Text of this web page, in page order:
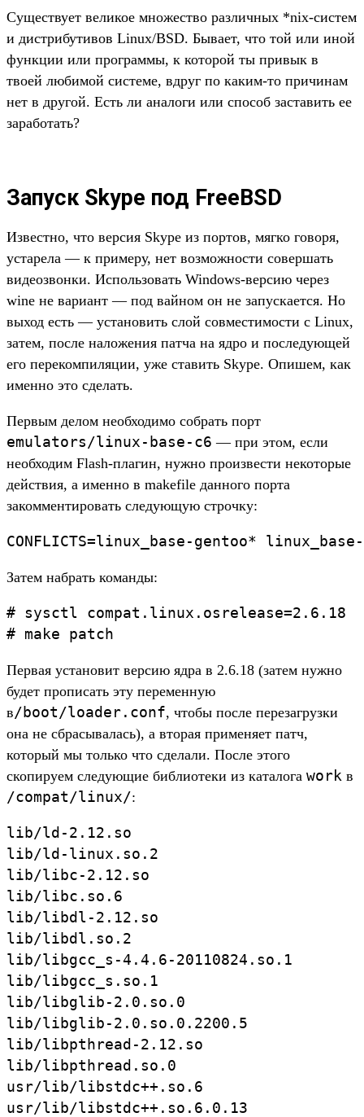
Существует великое множество различных *nix-систем
и дистрибутивов Linux/BSD. Бывает, что той или иной
функции или программы, к которой ты привык в
твоей любимой системе, вдруг по каким-то причинам
нет в другой. Есть ли аналоги или способ заставить ее
заработать?
Запуск Skype под FreeBSD
Известно, что версия Skype из портов, мягко говоря,
устарела — к примеру, нет возможности совершать
видеозвонки. Использовать Windows-версию через
wine не вариант — под вайном он не запускается. Но
выход есть — установить слой совместимости с Linux,
затем, после наложения патча на ядро и последующей
его перекомпиляции, уже ставить Skype. Опишем, как
именно это сделать.
Первым делом необходимо собрать порт
emulators/linux-base-c6 — при этом, если
необходим Flash-плагин, нужно произвести некоторые
действия, а именно в makefile данного порта
закомментировать следующую строчку:
Затем набрать команды:
# sysctl compat.linux.osrelease=2.6.18
Первая установит версию ядра в 2.6.18 (затем нужно
будет прописать эту переменную
в/boot/loader.conf, чтобы после перезагрузки
она не сбрасывалась), а вторая применяет патч,
который мы только что сделали. После этого
скопируем следующие библиотеки из каталога work в
/compat/linux/:
lib/ld-2.12.so
lib/ld-linux.so.2
lib/libc-2.12.so
lib/libc.so.6
lib/libdl-2.12.so
lib/libdl.so.2
lib/libgcc_s-4.4.6-20110824.so.1
lib/libgcc_s.so.1
lib/libglib-2.0.so.0
lib/libglib-2.0.so.0.2200.5
lib/libpthread-2.12.so
lib/libpthread.so.0
usr/lib/libstdc++.so.6